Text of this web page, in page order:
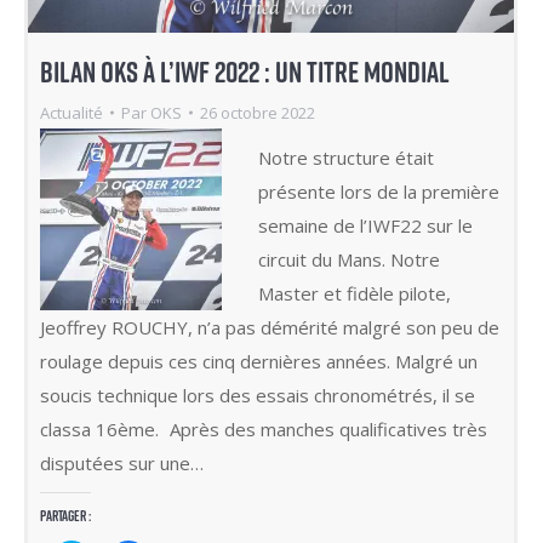
BILAN OKS À L’IWF 2022 : UN TITRE MONDIAL
Actualité Par OKS 26 octobre 2022
Notre structure était
présente lors de la première
semaine de l’IWF22 sur le
circuit du Mans. Notre
Master et fidèle pilote,
Jeoffrey ROUCHY, n’a pas démérité malgré son peu de
roulage depuis ces cinq dernières années. Malgré un
soucis technique lors des essais chronométrés, il se
classa 16ème. Après des manches qualificatives très
disputées sur une…
Partager :